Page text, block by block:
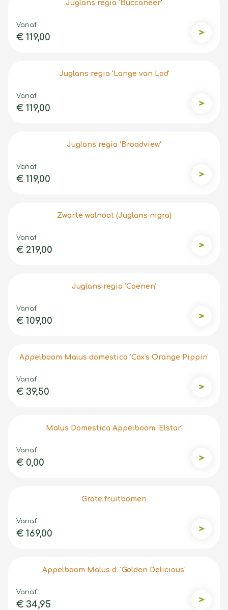
Juglans regia 'Buccaneer'
Vanaf
€ 119,00 Juglans
Juglans regia 'Lange van Lod'
Vanaf
€ 119,00 Juglans
Juglans regia 'Broadview'
Vanaf
€ 119,00 Juglans
Zwarte walnoot (Juglans nigra)
Vanaf
€ 219,00 Zwarte
Juglans regia 'Coenen'
Vanaf
€ 109,00 Juglans
Appelboom Malus domestica 'Cox's Orange Pippin'
Vanaf
€ 39,50
Malus Domestica Appelboom 'Elstar'
Vanaf
€ 0,00 Malus
Grote fruitbomen
Vanaf
€ 169,00 Grote
Appelboom Malus d. 'Golden Delicious'
Vanaf
€ 34,95